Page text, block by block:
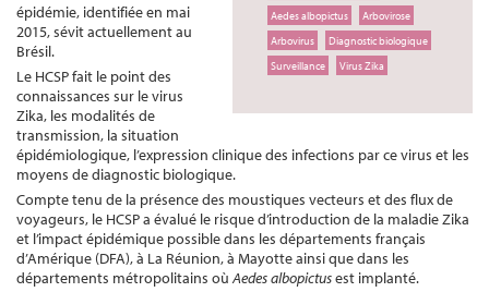
Aedes albopictus
Arbovirose
Arbovirus
Diagnostic biologique
Surveillance
Virus Zika
épidémie, identifiée en mai
2015, sévit actuellement au
Brésil.
Le HCSP fait le point des
connaissances sur le virus
Zika, les modalités de
transmission, la situation
épidémiologique, l’expression clinique des infections par ce virus et les
moyens de diagnostic biologique.
Compte tenu de la présence des moustiques vecteurs et des flux de
voyageurs, le HCSP a évalué le risque d’introduction de la maladie Zika
et l’impact épidémique possible dans les départements français
d’Amérique (DFA), à La Réunion, à Mayotte ainsi que dans les
départements métropolitains oùAedes albopictusest implanté.